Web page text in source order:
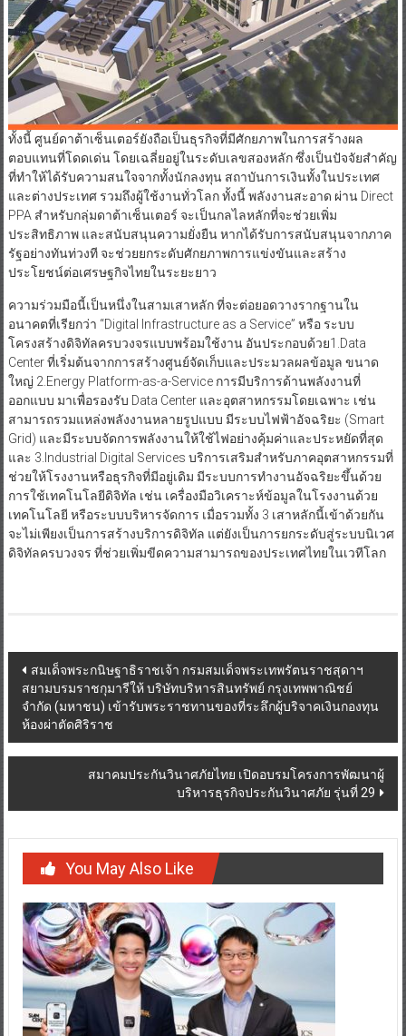
ทั้งนี้ ศูนย์ดาต้าเซ็นเตอร์ยังถือเป็นธุรกิจที่มีศักยภาพในการสร้างผล
ตอบแทนที่โดดเด่น โดยเฉลี่ยอยู่ในระดับเลขสองหลัก ซึ่งเป็นปัจจัยสำคัญ
ที่ทำให้ได้รับความสนใจจากทั้งนักลงทุน สถาบันการเงินทั้งในประเทศ
และต่างประเทศ รวมถึงผู้ใช้งานทั่วโลก ทั้งนี้ พลังงานสะอาด ผ่าน Direct
PPA สำหรับกลุ่มดาต้าเซ็นเตอร์ จะเป็นกลไลหลักที่จะช่วยเพิ่ม
ประสิทธิภาพ และสนับสนุนความยั่งยืน หากได้รับการสนับสนุนจากภาค
รัฐอย่างทันท่วงที จะช่วยยกระดับศักยภาพการแข่งขันและสร้าง
ประโยชน์ต่อเศรษฐกิจไทยในระยะยาว
ความร่วมมือนี้เป็นหนึ่งในสามเสาหลัก ที่จะต่อยอดวางรากฐานใน
อนาคตที่เรียกว่า “Digital Infrastructure as a Service” หรือ ระบบ
โครงสร้างดิจิทัลครบวงจรแบบพร้อมใช้งาน อันประกอบด้วย1.Data
Center ที่เริ่มต้นจากการสร้างศูนย์จัดเก็บและประมวลผลข้อมูล ขนาด
ใหญ่ 2.Energy Platform-as-a-Service การมีบริการด้านพลังงานที่
ออกแบบ มาเพื่อรองรับ Data Center และอุตสาหกรรมโดยเฉพาะ เช่น
สามารถรวมแหล่งพลังงานหลายรูปแบบ มีระบบไฟฟ้าอัจฉริยะ (Smart
Grid) และมีระบบจัดการพลังงานให้ใช้ไฟอย่างคุ้มค่าและประหยัดที่สุด
และ 3.Industrial Digital Services บริการเสริมสำหรับภาคอุตสาหกรรมที่
ช่วยให้โรงงานหรือธุรกิจที่มีอยู่เดิม มีระบบการทํางานอัจฉริยะขึ้นด้วย
การใช้เทคโนโลยีดิจิทัล เช่น เครื่องมือวิเคราะห์ข้อมูลในโรงงานด้วย
เทคโนโลยี หรือระบบบริหารจัดการ เมื่อรวมทั้ง 3 เสาหลักนี้เข้าด้วยกัน
จะไม่เพียงเป็นการสร้างบริการดิจิทัล แต่ยังเป็นการยกระดับสู่ระบบนิเวศ
ดิจิทัลครบวงจร ที่ช่วยเพิ่มขีดความสามารถของประเทศไทยในเวทีโลก
Post
navigation
สมเด็จพระกนิษฐาธิราชเจ้า กรมสมเด็จพระเทพรัตนราชสุดาฯ
สยามบรมราชกุมารีให้ บริษัทบริหารสินทรัพย์ กรุงเทพพาณิชย์
จำกัด (มหาชน) เข้ารับพระราชทานของที่ระลึกผู้บริจาคเงินกองทุน
ห้องผ่าตัดศิริราช
สมาคมประกันวินาศภัยไทย เปิดอบรมโครงการพัฒนาผู้
บริหารธุรกิจประกันวินาศภัย รุ่นที่ 29
You May Also Like